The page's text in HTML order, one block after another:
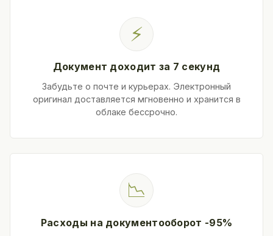
⚡
Документ доходит за 7 секунд
Забудьте о почте и курьерах. Электронный
оригинал доставляется мгновенно и хранится в
облаке бессрочно.
📉
Расходы на документооборот -95%